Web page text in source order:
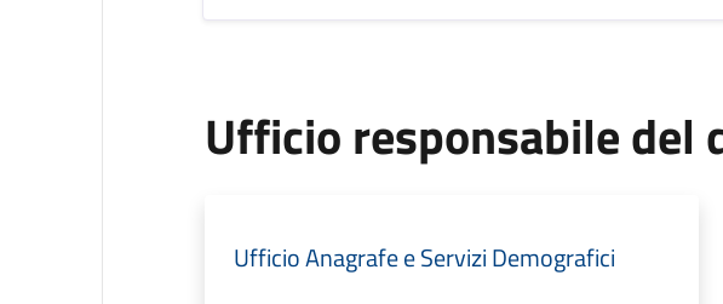
Ufficio responsabile del
Ufficio Anagrafe e Servizi Demografici